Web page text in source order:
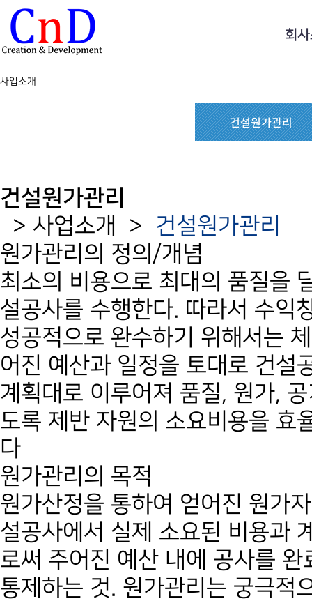
회
사업소개
건설원가관리
건설원가관리
> 사업소개 >
건설원가관리
원가관리의 정의/개념
최소의 비용으로 최대의 품질을
설공사를 수행한다. 따라서 수익
성공적으로 완수하기 위해서는
어진 예산과 일정을 토대로 건설
계획대로 이루어져 품질, 원가,
도록 제반 자원의 소요비용을 효
다
원가관리의 목적
원가산정을 통하여 얻어진 원가
설공사에서 실제 소요된 비용과
로써 주어진 예산 내에 공사를
통제하는 것. 원가관리는 궁극적